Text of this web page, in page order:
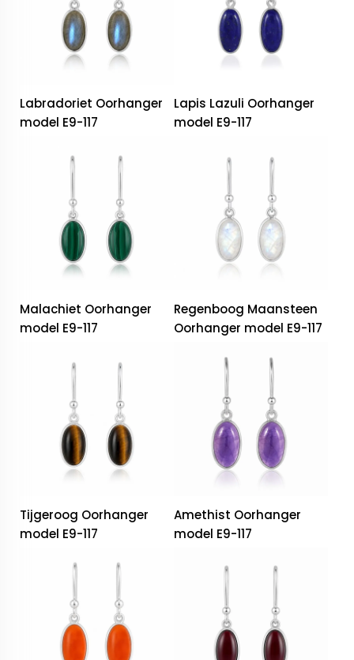
Labradoriet Oorhanger
model E9-117
Lapis Lazuli Oorhanger
model E9-117
Malachiet Oorhanger
model E9-117
Regenboog Maansteen
Oorhanger model E9-117
Tijgeroog Oorhanger
model E9-117
Amethist Oorhanger
model E9-117